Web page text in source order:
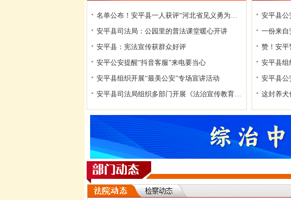
名单公布！安平县一人获评“河北省见义勇为英雄”
安平县司法局：公园里的普法课堂暖心开讲
安平县：宪法宣传获群众好评
安平公安提醒“抖音客服”来电要当心
安平县组织开展“最美公安”专场宣讲活动
安平县司法局组织多部门开展《法治宣传教育法》专题培训
一份来自
赞！安平
安平县组
安平县公
这封养犬